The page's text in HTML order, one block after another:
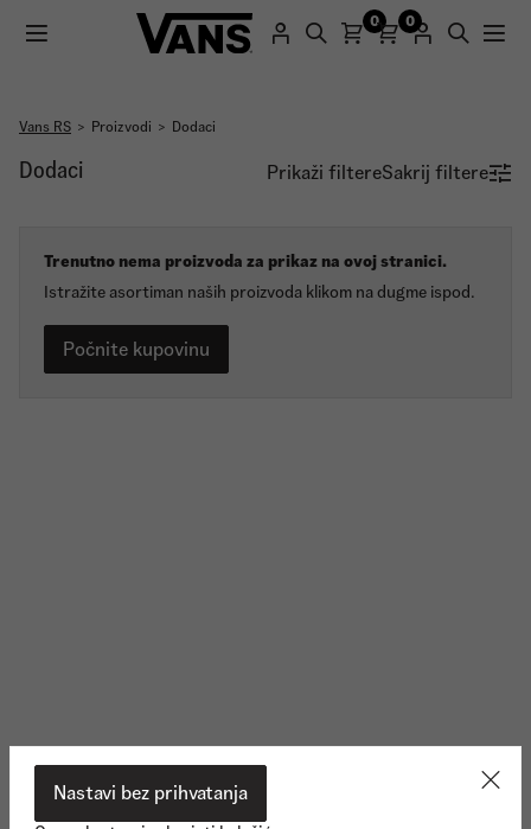
0 0
Vans RS Proizvodi Dodaci
Dodaci Prikaži filtereSakrij filtere
Trenutno nema proizvoda za prikaz na ovoj stranici.
Istražite asortiman naših proizvoda klikom na dugme ispod.
Počnite kupovinu
Registracijom na naš sajt dobijate promo kod sa 25%
popusta za prvu kupovinu.
Nastavi bez prihvatanja